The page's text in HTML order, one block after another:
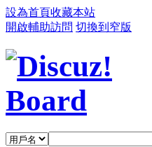
設為首頁收藏本站
開啟輔助訪問 切換到窄版